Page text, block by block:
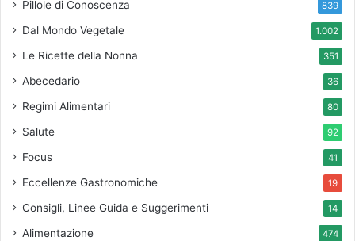
Pillole di Conoscenza 839
Dal Mondo Vegetale 1.002
Le Ricette della Nonna 351
Abecedario 36
Regimi Alimentari 80
Salute 92
Focus 41
Eccellenze Gastronomiche 19
Consigli, Linee Guida e Suggerimenti 14
Alimentazione 474